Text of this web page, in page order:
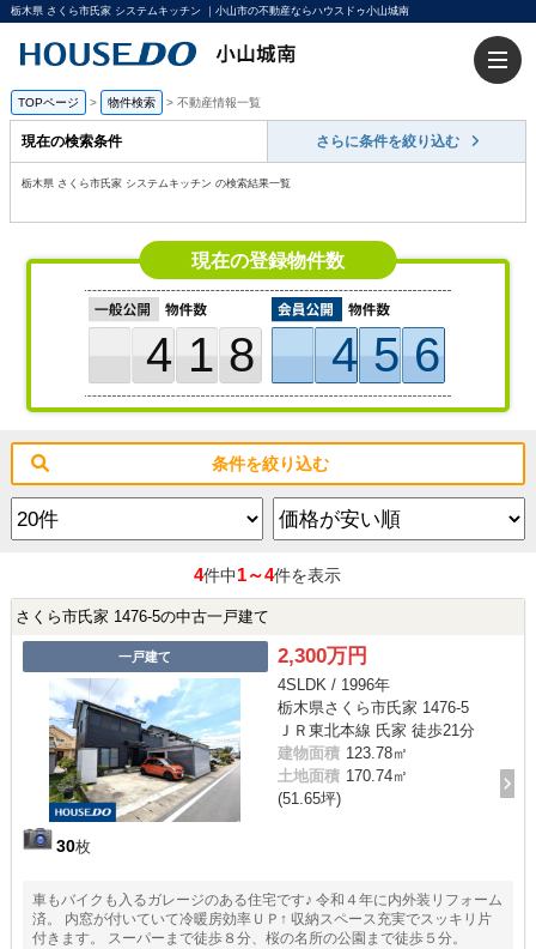
栃木県 さくら市氏家 システムキッチン ｜小山市の不動産ならハウスドゥ小山城南
TOPページ > 物件検索 > 不動産情報一覧
現在の検索条件 さらに条件を絞り込む
栃木県 さくら市氏家 システムキッチン の検索結果一覧
現在の登録物件数
418 456
条件を絞り込む
4件中1～4件を表示
さくら市氏家 1476-5の中古一戸建て
一戸建て
30枚
2,300万円
4SLDK / 1996年
栃木県さくら市氏家 1476-5
ＪＲ東北本線 氏家 徒歩21分
建物面積 123.78㎡
土地面積 170.74㎡
(51.65坪)
車もバイクも入るガレージのある住宅です♪ 令和４年に内外装リフォーム
済。 内窓が付いていて冷暖房効率ＵＰ↑ 収納スペース充実でスッキリ片
付きます。 スーパーまで徒歩８分、桜の名所の公園まで徒歩５分。